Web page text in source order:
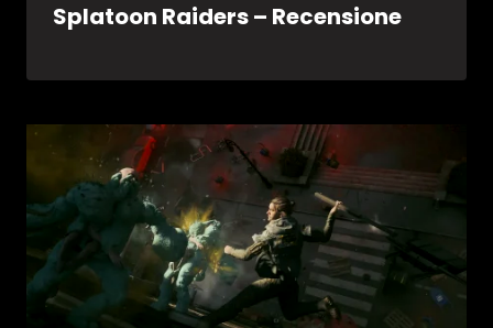
Splatoon Raiders – Recensione